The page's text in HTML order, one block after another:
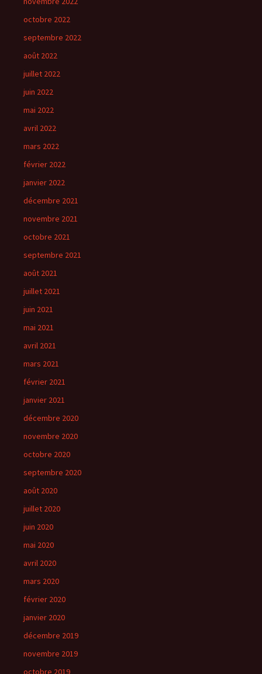
octobre 2022
septembre 2022
août 2022
juillet 2022
juin 2022
mai 2022
avril 2022
mars 2022
février 2022
janvier 2022
décembre 2021
novembre 2021
octobre 2021
septembre 2021
août 2021
juillet 2021
juin 2021
mai 2021
avril 2021
mars 2021
février 2021
janvier 2021
décembre 2020
novembre 2020
octobre 2020
septembre 2020
août 2020
juillet 2020
juin 2020
mai 2020
avril 2020
mars 2020
février 2020
janvier 2020
décembre 2019
novembre 2019